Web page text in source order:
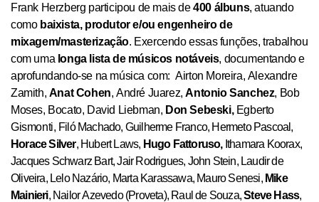
Frank Herzberg participou de mais de400 álbuns, atuando
como baixista, produtor e/ou engenheiro de
mixagem/masterização. Exercendo essas funções, trabalhou
com uma longa lista de músicos notáveis, documentando e
aprofundando-se na música com: Airton Moreira, Alexandre
Zamith, Anat Cohen, André Juarez,Antonio Sanchez, Bob
Moses, Bocato, David Liebman, Don Sebeski, Egberto
Gismonti, Filó Machado, Guilherme Franco, Hermeto Pascoal,
Horace Silver, Hubert Laws, Hugo Fattoruso,Ithamara Koorax,
Jacques Schwarz Bart, Jair Rodrigues, John Stein, Laudir de
Oliveira, Lelo Nazário, Marta Karassawa, Mauro Senesi, Mike
Mainieri, Nailor Azevedo (Proveta), Raul de Souza,Steve Hass,